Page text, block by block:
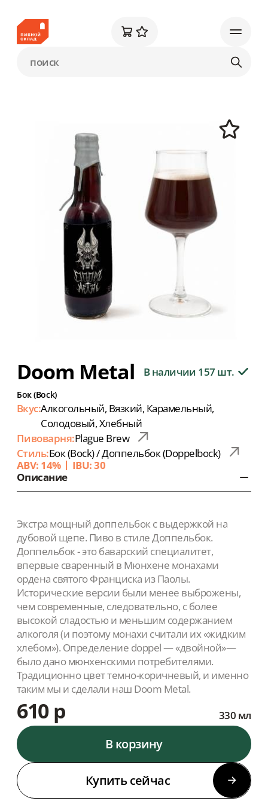
Doom Metal В наличии 157 шт.
Бок (Bock)
Вкус:Алкогольный, Вязкий, Карамельный,
Солодовый, Хлебный
Пивоварня:Plague Brew
Стиль:Бок (Bock) / Доппельбок (Doppelbock)
ABV: 14%
IBU: 30
Описание
Экстра мощный доппельбок с выдержкой на
дубовой щепе. Пиво в стиле Доппельбок.
Доппельбок - это баварский специалитет,
впервые сваренный в Мюнхене монахами
ордена святого Франциска из Паолы.
Исторические версии были менее выброжены,
чем современные, следовательно, с более
высокой сладостью и меньшим содержанием
алкоголя (и поэтому монахи считали их «жидким
хлебом»). Определение doppel — «двойной»—
было дано мюнхенскими потребителями.
Традиционно цвет темно-коричневый, и именно
таким мы и сделали наш Doom Metal.
610 р 330 мл
В корзину
Купить сейчас